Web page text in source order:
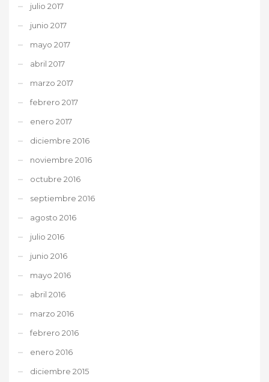
julio 2017
junio 2017
mayo 2017
abril 2017
marzo 2017
febrero 2017
enero 2017
diciembre 2016
noviembre 2016
octubre 2016
septiembre 2016
agosto 2016
julio 2016
junio 2016
mayo 2016
abril 2016
marzo 2016
febrero 2016
enero 2016
diciembre 2015